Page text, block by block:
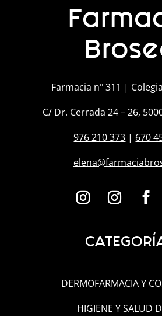
Farmacia nº 311 |
C/ Dr. Cerrada 24 – 26,
976 210 373 | 670
DERMOFARMACIA Y
HIGIENE Y SALUD